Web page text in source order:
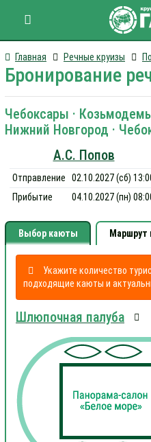
Главная Речные круизы
Бронирование
Чебоксары ·
Нижний Новгород ·
А.С. Попов
Отправление
02.10.2027 (сб)
Прибытие
04.10.2027 (пн)
Выбор каюты Маршрут
Укажите количество
подходящие каюты и
Шлюпочная палуба